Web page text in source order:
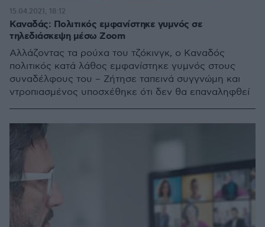
Καναδάς: Πολιτικός εμφανίστηκε γυμνός σε
τηλεδιάσκεψη μέσω Zoom
Αλλάζοντας τα ρούχα του τζόκινγκ, ο Καναδός
πολιτικός κατά λάθος εμφανίστηκε γυμνός στους
συναδέλφους του – Ζήτησε ταπεινά συγγνώμη και
ντροπιασμένος υποσχέθηκε ότι δεν θα επαναληφθεί
15.04.2021, 18:12